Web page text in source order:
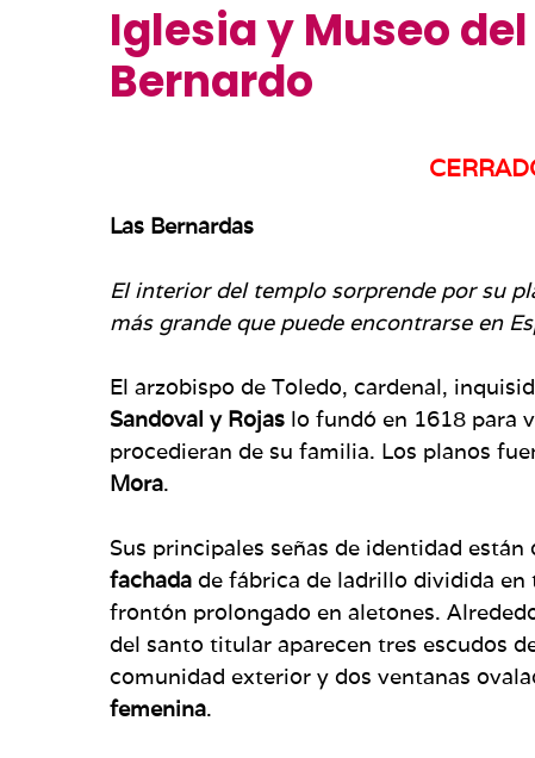
Iglesia y Museo
Bernardo
Las Bernardas
El interior del templo sorprende por su
más grande que puede encontrarse en
El arzobispo de Toledo, cardenal,
Sandoval y Rojas lo fundó en 1618 para
procedieran de su familia. Los planos
Mora.
Sus principales señas de identidad
fachada de fábrica de ladrillo dividida
frontón prolongado en aletones.
del santo titular aparecen tres escudos
comunidad exterior y dos ventanas
femenina.